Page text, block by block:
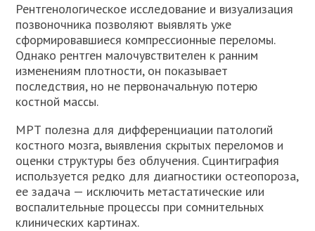
Рентгенологическое исследование и визуализация
позвоночника позволяют выявлять уже
сформировавшиеся компрессионные переломы.
Однако рентген малочувствителен к ранним
изменениям плотности, он показывает
последствия, но не первоначальную потерю
костной массы.
МРТ полезна для дифференциации патологий
костного мозга, выявления скрытых переломов и
оценки структуры без облучения. Сцинтиграфия
используется редко для диагностики остеопороза,
ее задача — исключить метастатические или
воспалительные процессы при сомнительных
клинических картинах.